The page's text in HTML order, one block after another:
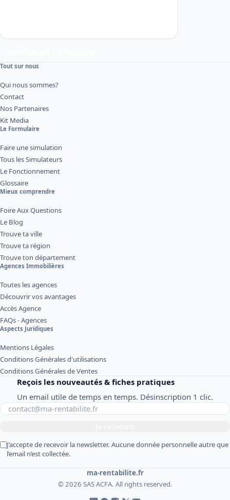
Tout sur nous
Qui nous sommes?
Contact
Nos Partenaires
Kit Media
Le Formulaire
Faire une simulation
Tous les Simulateurs
Le Fonctionnement
Glossaire
Mieux comprendre
Foire Aux Questions
Le Blog
Trouve ta ville
Trouve ta région
Trouve ton département
Agences Immobilières
Toutes les agences
Découvrir vos avantages
Accès Agence
FAQs - Agences
Aspects Juridiques
Mentions Légales
Conditions Générales d'utilisations
Conditions Générales de Ventes
Reçois les nouveautés & fiches pratiques
Un email utile de temps en temps. Désinscription 1 clic.
J’accepte de recevoir la newsletter. Aucune donnée personnelle autre que
l’email n’est collectée.
ma-rentabilite.fr
© 2026 SAS ACFA. All rights reserved.